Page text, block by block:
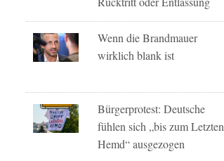
Wenn die Brandmauer
wirklich blank ist
Bürgerprotest: Deutsche
fühlen sich „bis zum Letzten
Hemd“ ausgezogen